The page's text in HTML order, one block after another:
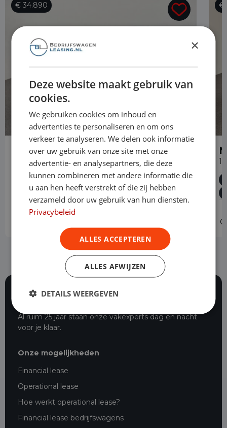
€ 34.890
Mercedes-Benz GLA
200 AMG Line Business Solution
Benzine Automaat 82.414 km
2022
Helmond
€
Al ruim 25 jaar staan onze vakexperts dag en nacht
voor je klaar.
Onze mogelijkheden
Financial lease
Operational lease
Hoe werkt operational lease?
Financial lease bedrijfswagens
×
Deze website maakt gebruik van
cookies.
We gebruiken cookies om inhoud en
advertenties te personaliseren en om ons
verkeer te analyseren. We delen ook informatie
over uw gebruik van onze site met onze
advertentie- en analysepartners, die deze
kunnen combineren met andere informatie die
u aan hen heeft verstrekt of die zij hebben
verzameld door uw gebruik van hun diensten.
Privacybeleid
ALLES ACCEPTEREN
ALLES AFWIJZEN
DETAILS WEERGEVEN